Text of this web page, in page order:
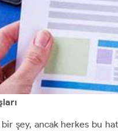
şey, ancak herkes bu